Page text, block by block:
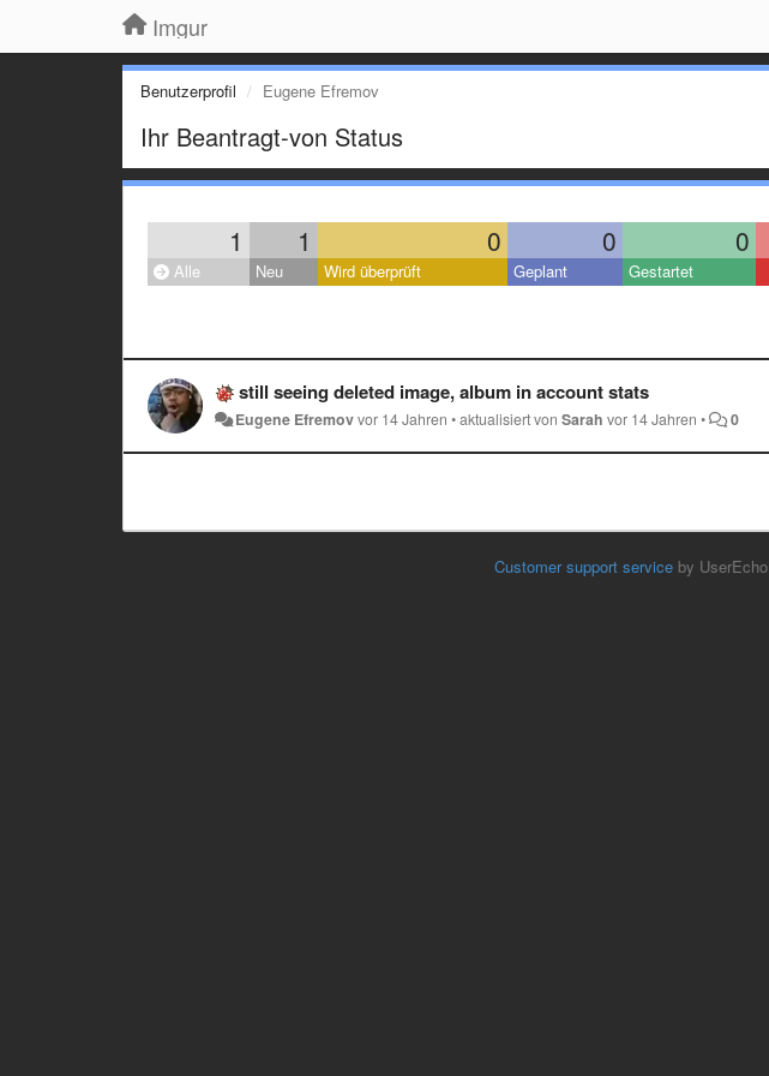
Imgur
Benutzerprofil Eugene Efremov
Ihr Beantragt-von Status
1 1 0 0 0
Alle Neu Wird überprüft Geplant Gestartet
still seeing deleted image, album in account stats
Eugene Efremovvor 14 Jahren •aktualisiert vonSarah vor 14 Jahren • 0
Customer support serviceby UserEcho